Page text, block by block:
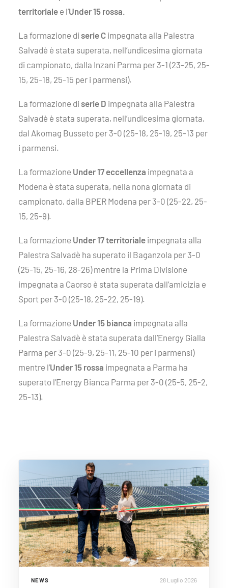
territoriale e l’Under 15 rossa.
La formazione di serie C impegnata alla Palestra
Salvadè è stata superata, nell’undicesima giornata
di campionato, dalla Inzani Parma per 3-1 (23-25, 25-
15, 25-18, 25-15 per i parmensi).
La formazione di serie D impegnata alla Palestra
Salvadè è stata superata, nell’undicesima giornata,
dal Akomag Busseto per 3-0 (25-18, 25-19, 25-13 per
i parmensi.
La formazione Under 17 eccellenza impegnata a
Modena è stata superata, nella nona giornata di
campionato, dalla BPER Modena per 3-0 (25-22, 25-
15, 25-9).
La formazione Under 17 territoriale impegnata alla
Palestra Salvadè ha superato il Baganzola per 3-0
(25-15, 25-16, 28-26) mentre la Prima Divisione
impegnata a Caorso è stata superata dall’amicizia e
Sport per 3-0 (25-18, 25-22, 25-19).
La formazione Under 15 bianca impegnata alla
Palestra Salvadè è stata superata dall’Energy Gialla
Parma per 3-0 (25-9, 25-11, 25-10 per i parmensi)
mentre l’Under 15 rossa impegnata a Parma ha
superato l’Energy Bianca Parma per 3-0 (25-5, 25-2,
25-13).
NEWS 28 Luglio 2026